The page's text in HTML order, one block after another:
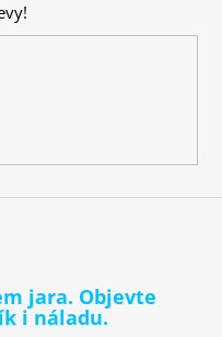
jara. Objevte
i náladu.